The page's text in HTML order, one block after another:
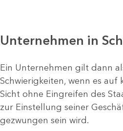
Unternehmen in
Ein Unternehmen gilt dann
Schwierigkeiten, wenn es
Sicht ohne Eingreifen des
zur Einstellung seiner
gezwungen sein wird.